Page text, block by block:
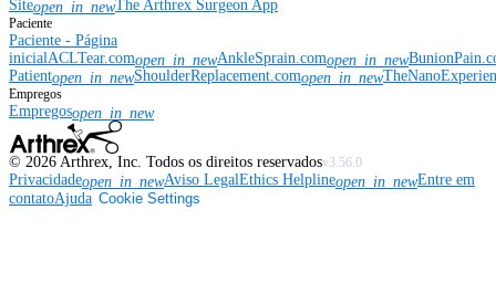
Siteopen_in_newThe Arthrex Surgeon App
Paciente
Paciente - Página
inicialACLTear.comopen_in_newAnkleSprain.comopen_in_new
Patientopen_in_newShoulderReplacement.comopen_in_new
Empregos
Empregosopen_in_new
© 2026 Arthrex, Inc. Todos os direitos reservadosv3.56.0
Privacidadeopen_in_newAviso LegalEthics Helplineopen_in_newEntre em
contatoAjuda Cookie Settings